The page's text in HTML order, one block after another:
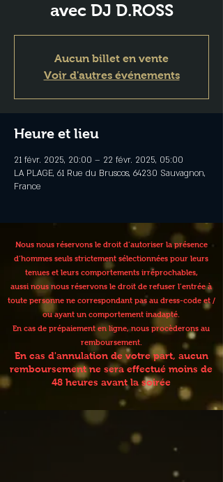
avec DJ D.ROSS
Aucun billet en vente
Voir d'autres événements
Heure et lieu
21 févr. 2025, 20:00 – 22 févr. 2025, 05:00
LA PLAGE, 61 Rue du Bruscos, 64230 Sauvagnon,
France
Nous nous réservons le droit d’autoriser la présence
d’hommes seuls strictement sélectionnées pour leurs
tenues et leurs comportements irréprochables,
aussi nous nous réservons le droit de refuser l’entrée à
toute personne ne correspondant pas au dress-code et /
ou ayant un comportement inadapté.
En cas de prépaiement en ligne, nous procèderons au
remboursement.
En cas d'annulation de votre part, aucun
remboursement ne sera effectué moins de
48 heures avant la soirée